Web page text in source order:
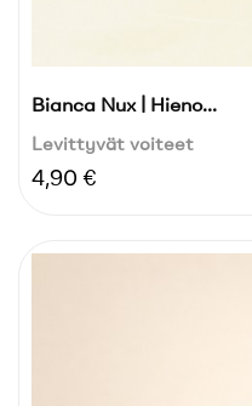
Bianca Nux | Hieno...
Levittyvät voiteet
Hinta
4,90 €